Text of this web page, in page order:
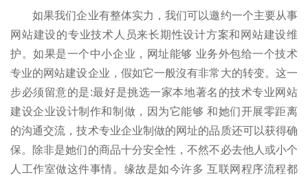
如果我们企业有整体实力，我们可以邀约一个主要从事
网站建设的专业技术人员来长期性设计方案和网站建设维
护。如果是一个中小企业，网址能够 业务外包给一个技术
专业的网站建设企业，假如它一般沒有非常大的转变。这一
步必须留意的是:最好是挑选一家本地著名的技术专业网站
建设企业设计制作和制做，因为它能够 和她们开展零距离
的沟通交流，技术专业企业制做的网址的品质还可以获得确
保。除非是她们的商品十分安全性，不然不必去他人或小个
人工作室做这件事情。缘故是如今许多 互联网程序流程都